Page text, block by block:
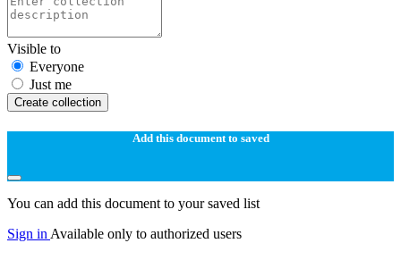
Visible to
Everyone
Just me
Create collection
Add this document to saved
You can add this document to your saved list
Sign in Available only to authorized users